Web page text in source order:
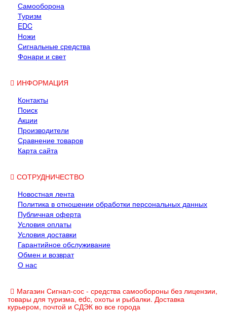
Самооборона
Туризм
EDC
Ножи
Сигнальные средства
Фонари и свет
ИНФОРМАЦИЯ
Контакты
Поиск
Акции
Производители
Сравнение товаров
Карта сайта
СОТРУДНИЧЕСТВО
Новостная лента
Политика в отношении обработки персональных данных
Публичная оферта
Условия оплаты
Условия доставки
Гарантийное обслуживание
Обмен и возврат
О нас
Магазин Сигнал-сос - средства самообороны без лицензии,
товары для туризма, edc, охоты и рыбалки. Доставка
курьером, почтой и СДЭК во все города